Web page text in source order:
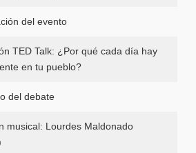
del evento
TED Talk: ¿Por qué cada día hay
en tu pueblo?
del debate
musical: Lourdes Maldonado